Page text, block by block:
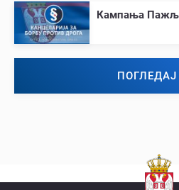
Кампања
ПОГЛЕДАЈ